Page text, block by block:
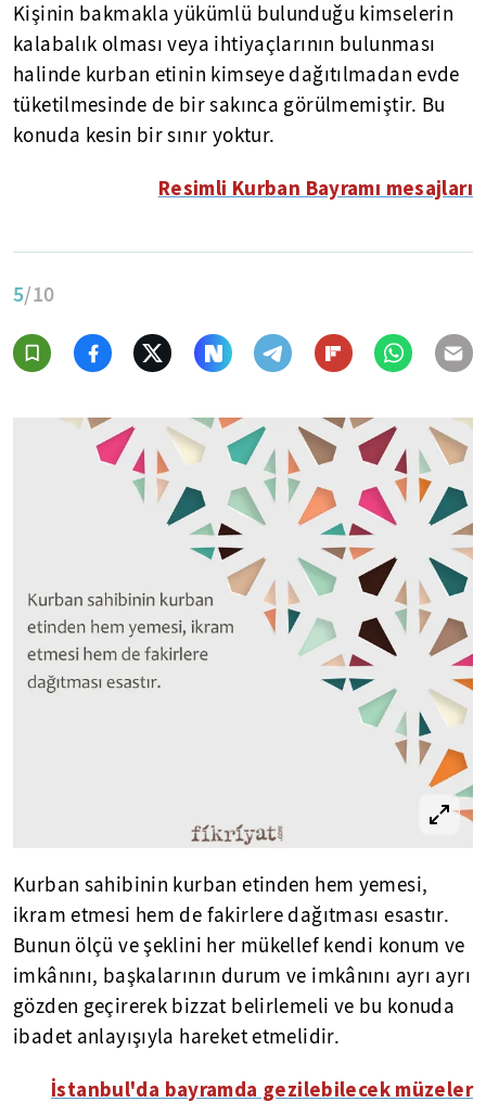
Kişinin bakmakla yükümlü bulunduğu kimselerin
kalabalık olması veya ihtiyaçlarının bulunması
halinde kurban etinin kimseye dağıtılmadan evde
tüketilmesinde de bir sakınca görülmemiştir. Bu
konuda kesin bir sınır yoktur.
Resimli Kurban Bayramı mesajları
5/10
Kurban sahibinin kurban etinden hem yemesi,
ikram etmesi hem de fakirlere dağıtması esastır.
Bunun ölçü ve şeklini her mükellef kendi konum ve
imkânını, başkalarının durum ve imkânını ayrı ayrı
gözden geçirerek bizzat belirlemeli ve bu konuda
ibadet anlayışıyla hareket etmelidir.
İstanbul'da bayramda gezilebilecek müzeler